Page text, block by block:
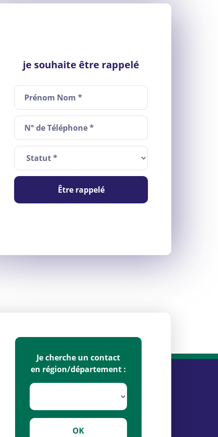
je souhaite être rappelé
Être rappelé
Je cherche un contact
en région/département :
OK